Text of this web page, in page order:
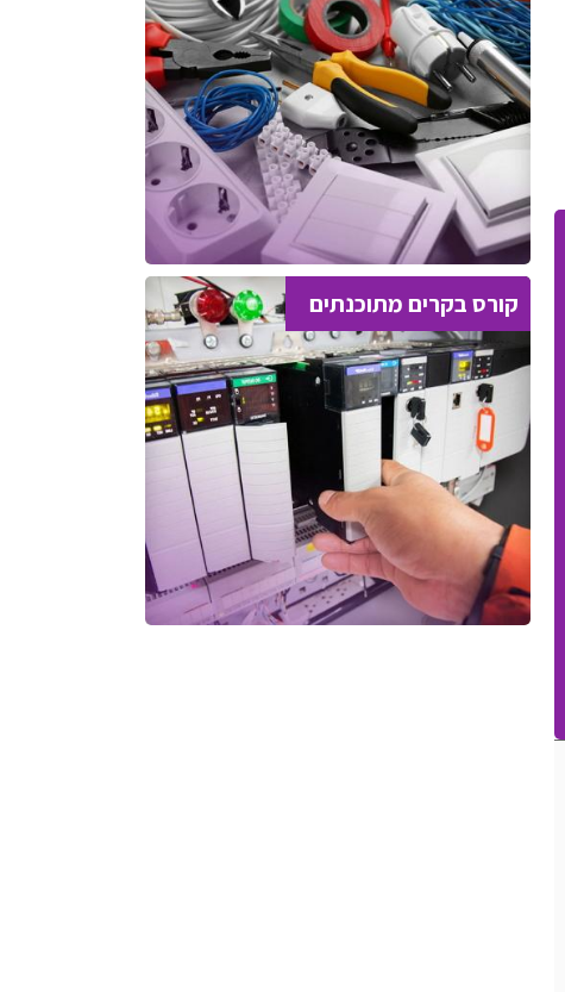
קורס בקרים מתוכנתים